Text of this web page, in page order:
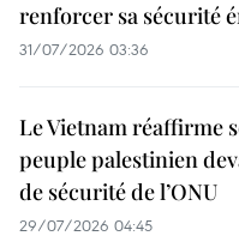
renforcer sa sécurité
31/07/2026 03:36
Le Vietnam réaffirme
peuple palestinien
de sécurité de l’ONU
29/07/2026 04:45